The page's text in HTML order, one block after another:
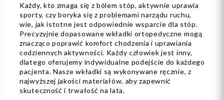
Każdy, kto zmaga się z bólem stóp, aktywnie uprawia
sporty, czy boryka się z problemami narządu ruchu,
wie, jak istotne jest odpowiednie wsparcie dla stóp.
Precyzyjnie dopasowane wkładki ortopedyczne mogą
znacząco poprawić komfort chodzenia i uprawiania
codziennych aktywności. Każdy człowiek jest inny,
dlatego oferujemy indywidualne podejście do każdego
pacjenta. Nasze wkładki są wykonywane ręcznie, z
najwyższej jakości materiałów, aby zapewnić
skuteczność i trwałość na lata.